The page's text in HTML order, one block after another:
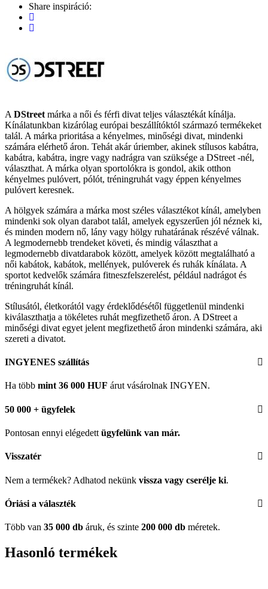
Share inspiráció:
A DStreet márka a női és férfi divat teljes választékát kínálja.
Kínálatunkban kizárólag európai beszállítóktól származó termékeket
talál. A márka prioritása a kényelmes, minőségi divat, mindenki
számára elérhető áron. Tehát akár úriember, akinek stílusos kabátra,
kabátra, kabátra, ingre vagy nadrágra van szüksége a DStreet -nél,
választhat. A márka olyan sportolókra is gondol, akik otthon
kényelmes pulóvert, pólót, tréningruhát vagy éppen kényelmes
pulóvert keresnek.
A hölgyek számára a márka most széles választékot kínál, amelyben
mindenki sok olyan darabot talál, amelyek egyszerűen jól néznek ki,
és minden modern nő, lány vagy hölgy ruhatárának részévé válnak.
A legmodernebb trendeket követi, és mindig választhat a
legmodernebb divatdarabok között, amelyek között megtalálható a
női kabátok, kabátok, mellények, pulóverek és ruhák kínálata. A
sportot kedvelők számára fitneszfelszerelést, például nadrágot és
tréningruhát kínál.
Stílusától, életkorától vagy érdeklődésétől függetlenül mindenki
kiválaszthatja a tökéletes ruhát megfizethető áron. A DStreet a
minőségi divat egyet jelent megfizethető áron mindenki számára, aki
szereti a divatot.
INGYENES szállítás
Ha több mint 36 000 HUF árut vásárolnak INGYEN.
50 000 + ügyfelek
Pontosan ennyi elégedett ügyfelünk van már.
Visszatér
Nem a termékek? Adhatod nekünk vissza vagy cserélje ki.
Óriási a választék
Több van 35 000 db áruk, és szinte 200 000 db méretek.
Hasonló termékek